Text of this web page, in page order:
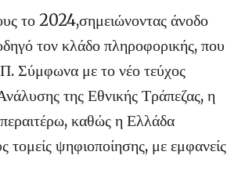
το 2024,σημειώνοντας άνοδο
τον κλάδο πληροφορικής, που
Σύμφωνα με το νέο τεύχος
της Εθνικής Τράπεζας, η
καθώς η Ελλάδα
τομείς ψηφιοποίησης, με εμφανείς